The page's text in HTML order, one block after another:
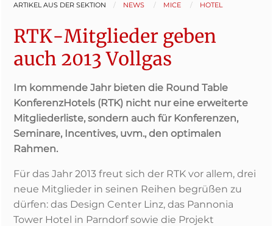
ARTIKEL AUS DER SEKTION NEWS MICE HOTEL
RTK-Mitglieder geben
auch 2013 Vollgas
Im kommende Jahr bieten die Round Table
KonferenzHotels (RTK) nicht nur eine erweiterte
Mitgliederliste, sondern auch für Konferenzen,
Seminare, Incentives, uvm., den optimalen
Rahmen.
Für das Jahr 2013 freut sich der RTK vor allem, drei
neue Mitglieder in seinen Reihen begrüßen zu
dürfen: das Design Center Linz, das Pannonia
Tower Hotel in Parndorf sowie die Projekt